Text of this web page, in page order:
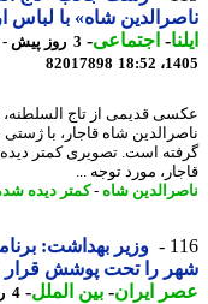
شاه» با لباس
-اجتماعی-
82017898
قدیمی از تاج السلطنه،
شاه قاجار، با ژستی
است. تصویری کمتر دیده
مورد توجه ...
شاه -کمتر دیده شده-
را تحت پوشش قرار می
ایران- بین الملل-4 روز پیش - دوشنبه 12 مرداد 1405، 18:25